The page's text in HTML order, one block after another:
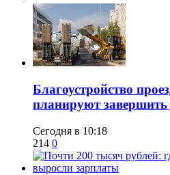
Благоустройство
планируют завершить
Сегодня в 10:18
214 0